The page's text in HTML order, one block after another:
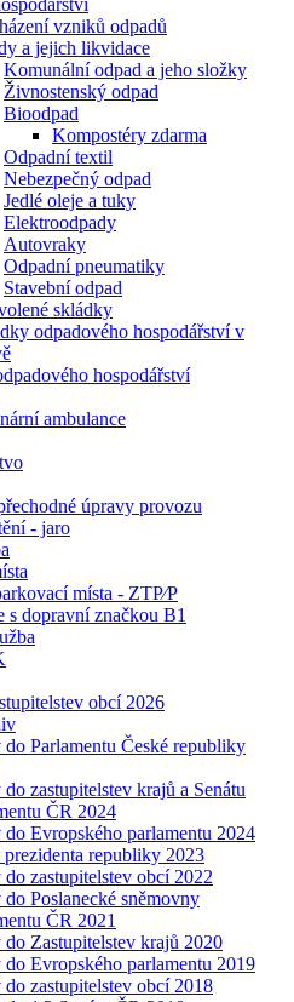
vzniků odpadů
a jejich likvidace
Komunální odpad a jeho složky
Živnostenský odpad
Bioodpad
Kompostéry zdarma
Odpadní textil
Nebezpečný odpad
Jedlé oleje a tuky
Elektroodpady
Autovraky
Odpadní pneumatiky
Stavební odpad
skládky
odpadového hospodářství v
hospodářství
ambulance
úpravy provozu
- jaro
místa - ZTP⁄P
s dopravní značkou B1
obcí 2026
Parlamentu České republiky
zastupitelstev krajů a Senátu
ČR 2024
Evropského parlamentu 2024
prezidenta republiky 2023
zastupitelstev obcí 2022
Poslanecké sněmovny
ČR 2021
Zastupitelstev krajů 2020
Evropského parlamentu 2019
zastupitelstev obcí 2018